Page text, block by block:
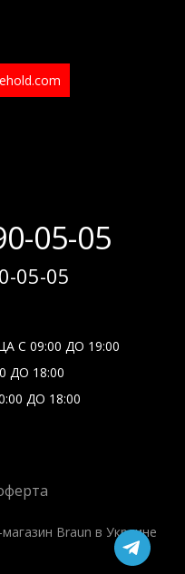
05-05
05-05
С 09:00 ДО 19:00
ДО 18:00
ДО 18:00
Braun в Украине